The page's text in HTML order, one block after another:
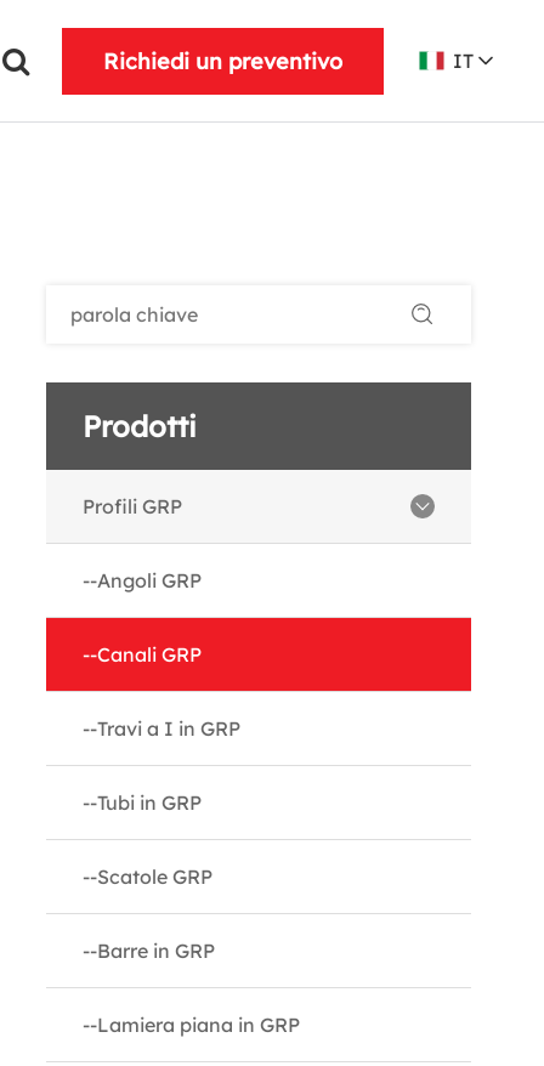
Richiedi un preventivo IT
Prodotti
Profili GRP
--Angoli GRP
--Canali GRP
--Travi a I in GRP
--Tubi in GRP
--Scatole GRP
--Barre in GRP
--Lamiera piana in GRP